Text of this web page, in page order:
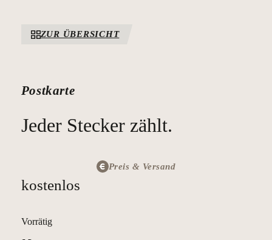
ZUR ÜBERSICHT
Postkarte
Jeder Stecker zählt.
Preis & Versand
kostenlos
Vorrätig